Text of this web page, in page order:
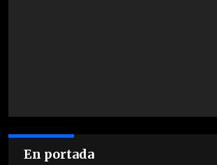
En portada